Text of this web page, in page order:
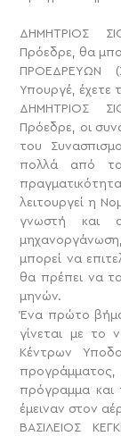
ΔΗΜΗΤΡΙΟΣ
Πρόεδρε, θα
ΠΡΟΕΔΡΕΥΩΝ
Υπουργέ, έχετε
ΔΗΜΗΤΡΙΟΣ
Πρόεδρε, οι
του
πολλά από τα
λειτουργεί η
γνωστή και
μπορεί να
θα πρέπει να
μηνών.
Ένα πρώτο
γίνεται με το
Κέντρων
πρόγραμμα και
έμειναν στον
ΒΑΣΙΛΕΙΟΣ